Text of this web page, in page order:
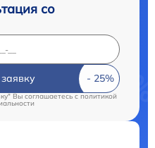
со
Вы соглашаетесь c политикой